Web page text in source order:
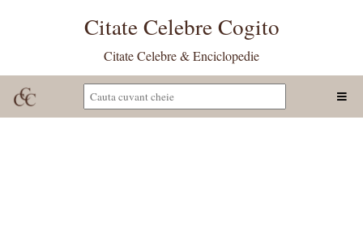
Citate Celebre Cogito
Citate Celebre & Enciclopedie